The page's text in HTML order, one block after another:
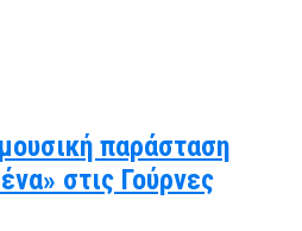
παράσταση
στις Γούρνες